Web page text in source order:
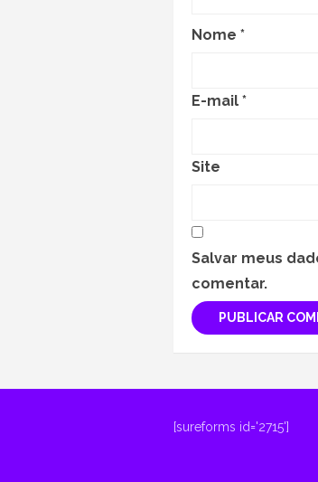
Nome *
E-mail *
Site
Salvar meus
comentar.
[sureforms id='2715']